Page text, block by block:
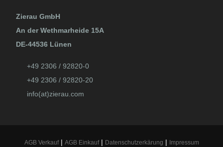
Zierau GmbH
An der Wethmarheide 15A
DE-44536 Lünen
+49 2306 / 92820-0
+49 2306 / 92820-20
info(at)zierau.com
AGB Verkauf| AGB Einkauf| Datenschutzerkärung | Impressum